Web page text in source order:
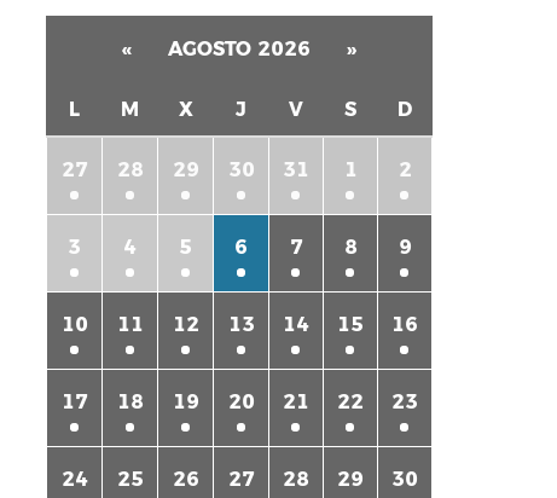
« AGOSTO 2026 »
L M X J V S D
27 28 29 30 31 1 2
3 4 5 6 7 8 9
10 11 12 13 14 15 16
17 18 19 20 21 22 23
24 25 26 27 28 29 30